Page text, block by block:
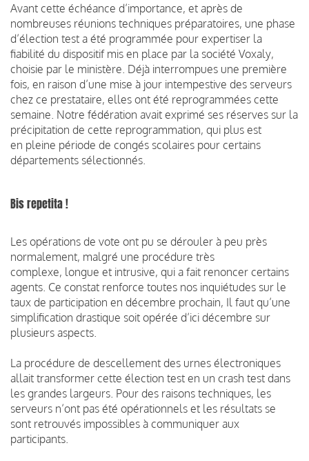
Avant cette échéance d’importance, et après de
nombreuses réunions techniques préparatoires, une phase
d’élection test a été programmée pour expertiser la
fiabilité du dispositif mis en place par la société Voxaly,
choisie par le ministère. Déjà interrompues une première
fois, en raison d’une mise à jour intempestive des serveurs
chez ce prestataire, elles ont été reprogrammées cette
semaine. Notre fédération avait exprimé ses réserves sur la
précipitation de cette reprogrammation, qui plus est
en pleine période de congés scolaires pour certains
départements sélectionnés.
Bis repetita !
Les opérations de vote ont pu se dérouler à peu près
normalement, malgré une procédure très
complexe, longue et intrusive, qui a fait renoncer certains
agents. Ce constat renforce toutes nos inquiétudes sur le
taux de participation en décembre prochain, Il faut qu’une
simplification drastique soit opérée d’ici décembre sur
plusieurs aspects.
La procédure de descellement des urnes électroniques
allait transformer cette élection test en un crash test dans
les grandes largeurs. Pour des raisons techniques, les
serveurs n’ont pas été opérationnels et les résultats se
sont retrouvés impossibles à communiquer aux
participants.